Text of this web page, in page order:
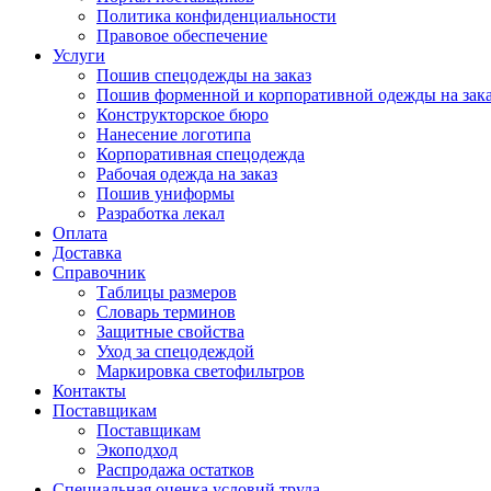
Политика конфиденциальности
Правовое обеспечение
Услуги
Пошив спецодежды на заказ
Пошив форменной и корпоративной одежды на
Конструкторское бюро
Нанесение логотипа
Корпоративная спецодежда
Рабочая одежда на заказ
Пошив униформы
Разработка лекал
Оплата
Доставка
Справочник
Таблицы размеров
Словарь терминов
Защитные свойства
Уход за спецодеждой
Маркировка светофильтров
Контакты
Поставщикам
Поставщикам
Экоподход
Распродажа остатков